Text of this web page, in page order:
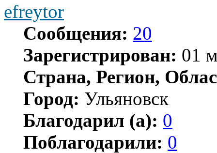
efreytor
Сообщения: 20
Зарегистрирован: 01
Страна, Регион,
Город: Ульяновск
Благодарил (а): 0
Поблагодарили: 0